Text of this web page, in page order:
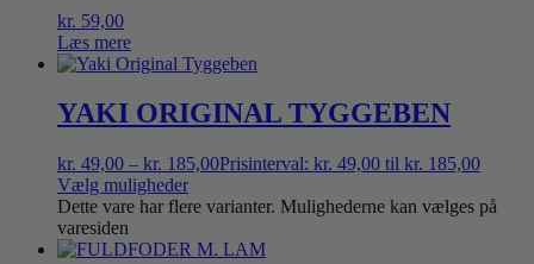
kr. 59,00
Læs mere
YAKI ORIGINAL TYGGEBEN
kr. 49,00 – kr. 185,00Prisinterval: kr. 49,00 til kr. 185,00
Vælg muligheder
Dette vare har flere varianter. Mulighederne kan vælges på
varesiden